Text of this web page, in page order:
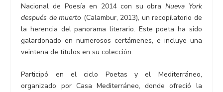
Nacional de Poesía en 2014 con su obraNueva York
después de muerto (Calambur, 2013), un recopilatorio de
la herencia del panorama literario. Este poeta ha sido
galardonado en numerosos certámenes, e incluye una
veintena de títulos en su colección.
Participó en el ciclo Poetas y el Mediterráneo,
organizado por Casa Mediterráneo, donde ofreció la